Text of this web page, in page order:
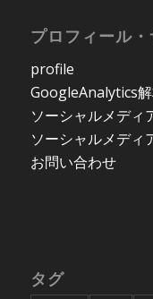
プロフィール
profile
GoogleAnalytics
ソーシャルメディ
ソーシャルメディ
お問い合わせ
タグ